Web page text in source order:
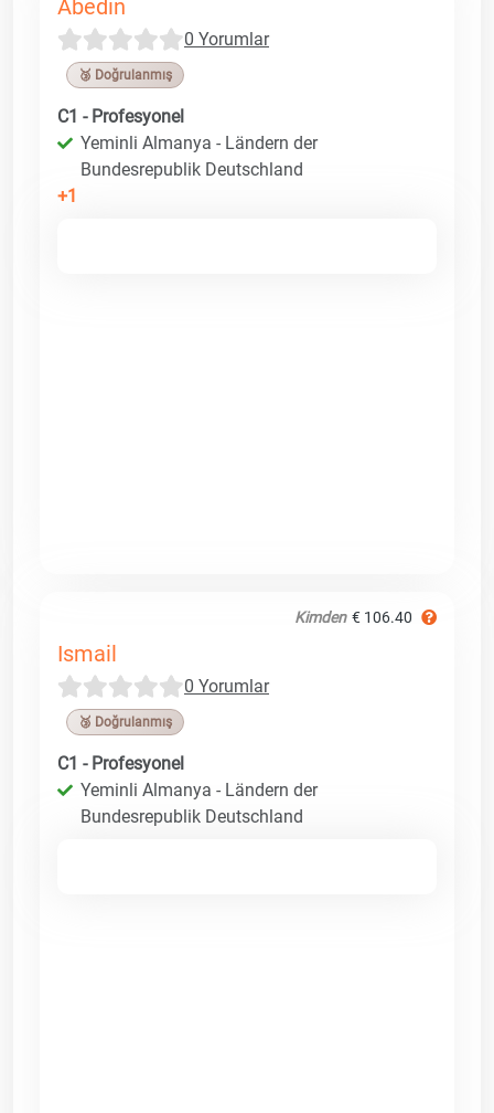
Abedin
0 Yorumlar
🥉 Doğrulanmış
C1 - Profesyonel
Yeminli Almanya - Ländern der
Bundesrepublik Deutschland
+1
Kimden € 106.40
Ismail
0 Yorumlar
🥉 Doğrulanmış
C1 - Profesyonel
Yeminli Almanya - Ländern der
Bundesrepublik Deutschland